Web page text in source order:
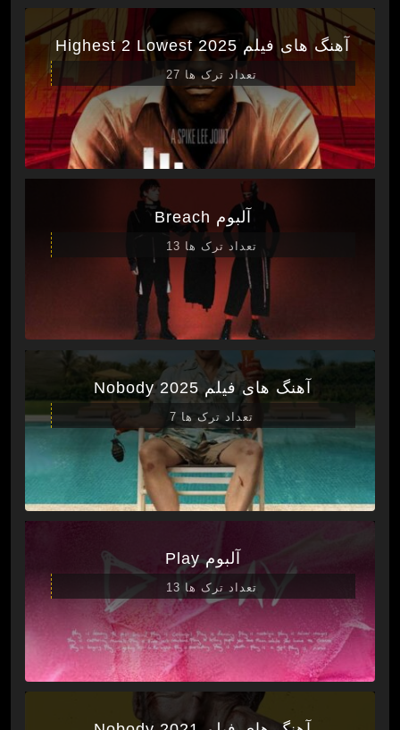
آهنگ های فیلم Highest 2 Lowest 2025
تعداد ترک ها 27
آلبوم Breach
تعداد ترک ها 13
آهنگ های فیلم Nobody 2025
تعداد ترک ها 7
آلبوم Play
تعداد ترک ها 13